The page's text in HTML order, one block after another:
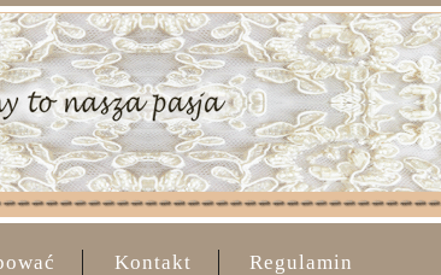
Kontakt Regulamin